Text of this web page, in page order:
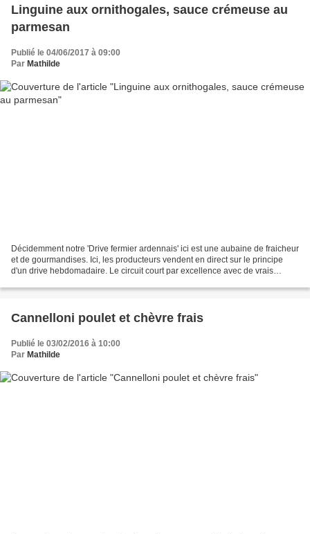
Linguine aux ornithogales, sauce crémeuse au
parmesan
Publié le 04/06/2017 à 09:00
Par Mathilde
Décidemment notre 'Drive fermier ardennais' ici est une aubaine de fraicheur
et de gourmandises. Ici, les producteurs vendent en direct sur le principe
d'un drive hebdomadaire. Le circuit court par excellence avec de vrais
Cannelloni poulet et chèvre frais
Publié le 03/02/2016 à 10:00
Par Mathilde